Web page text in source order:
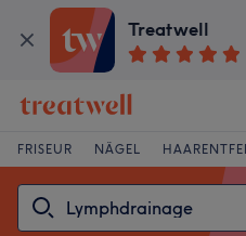
Treatwell
FRISEUR NÄGEL